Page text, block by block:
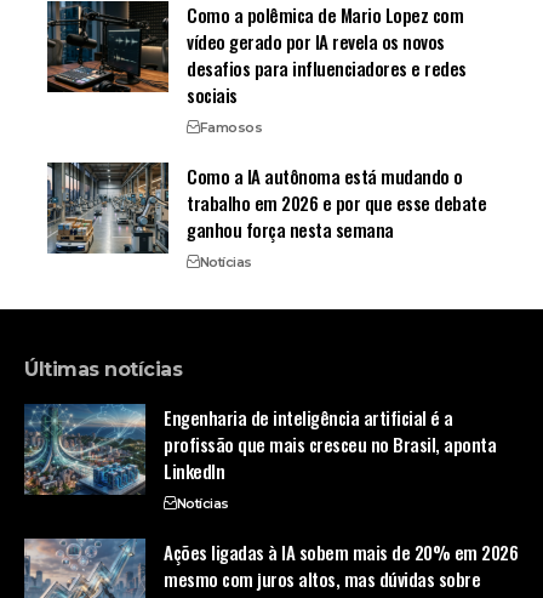
Como a polêmica de Mario Lopez com
vídeo gerado por IA revela os novos
desafios para influenciadores e redes
sociais
Famosos
Como a IA autônoma está mudando o
trabalho em 2026 e por que esse debate
ganhou força nesta semana
Notícias
Últimas notícias
Engenharia de inteligência artificial é a
profissão que mais cresceu no Brasil, aponta
LinkedIn
Notícias
Ações ligadas à IA sobem mais de 20% em 2026
mesmo com juros altos, mas dúvidas sobre